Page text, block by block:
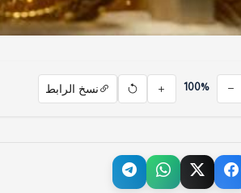
100% نسخ الرابط